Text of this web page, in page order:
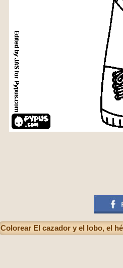
Colorear El cazador y el lobo, el